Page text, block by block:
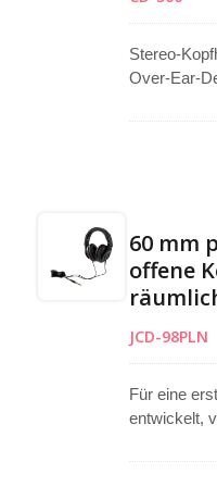
Stereo-
Over-Ear-
Hören.
für
die
Eine
erfordern.
60 mm
offene
JCD-98PLN
Für eine
entwickelt,
Treiber, die